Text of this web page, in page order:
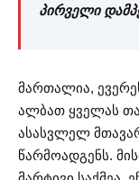
პირველი
მართალია,
ალბათ ყველას
ასასვლელ მთავარ
წარმოადგენს.